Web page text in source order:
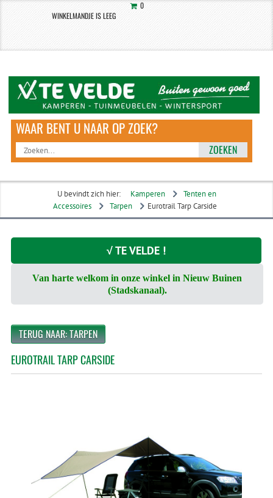
0
WINKELMANDJE IS LEEG
ZOEKEN
U bevindt zich hier: Kamperen
Tenten en
Accessoires
Tarpen Eurotrail Tarp Carside
√ TE VELDE !
Van harte welkom in onze winkel in Nieuw Buinen
(Stadskanaal).
TERUG NAAR: TARPEN
EUROTRAIL TARP CARSIDE